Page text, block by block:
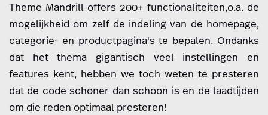
Theme Mandrill offers 200+ functionaliteiten,o.a. de
mogelijkheid om zelf de indeling van de homepage,
categorie- en productpagina's te bepalen. Ondanks
dat het thema gigantisch veel instellingen en
features kent, hebben we toch weten te presteren
dat de code schoner dan schoon is en de laadtijden
om die reden optimaal presteren!